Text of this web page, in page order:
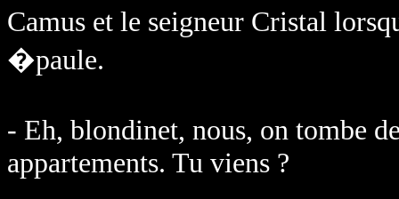
Camus et le seigneur Cristal
�paule.
- Eh, blondinet, nous, on tombe
appartements. Tu viens ?